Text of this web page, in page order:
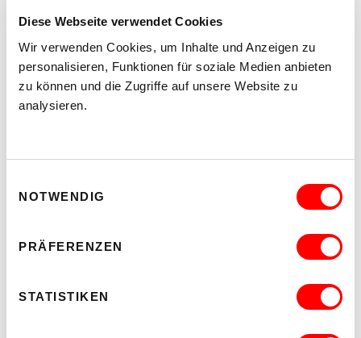
Diese Webseite verwendet Cookies
Wir verwenden Cookies, um Inhalte und Anzeigen zu
personalisieren, Funktionen für soziale Medien anbieten
zu können und die Zugriffe auf unsere Website zu
analysieren.
NOTWENDIG
PRÄFERENZEN
STATISTIKEN
MEHR LESEN